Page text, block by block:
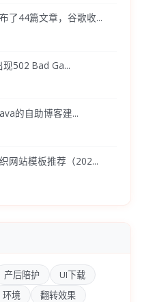
了44篇文章，谷歌收...
502 Bad Ga...
的自助博客建...
网站模板推荐（202...
产后陪护
UI下载
环境
翻转效果